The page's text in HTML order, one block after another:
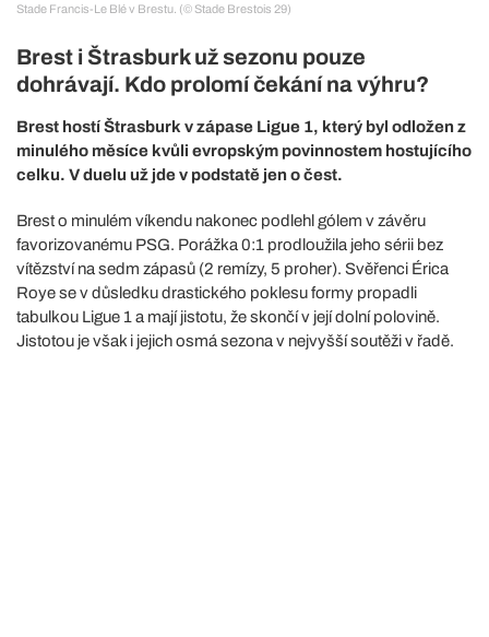
Stade Francis-Le Blé v Brestu. (© Stade Brestois 29)
Brest i Štrasburk už sezonu pouze
dohrávají. Kdo prolomí čekání na výhru?
Brest hostí Štrasburk v zápase Ligue 1, který byl odložen z
minulého měsíce kvůli evropským povinnostem hostujícího
celku. V duelu už jde v podstatě jen o čest.
Brest o minulém víkendu nakonec podlehl gólem v závěru
favorizovanému PSG. Porážka 0:1 prodloužila jeho sérii bez
vítězství na sedm zápasů (2 remízy, 5 proher). Svěřenci Érica
Roye se v důsledku drastického poklesu formy propadli
tabulkou Ligue 1 a mají jistotu, že skončí v její dolní polovině.
Jistotou je však i jejich osmá sezona v nejvyšší soutěži v řadě.